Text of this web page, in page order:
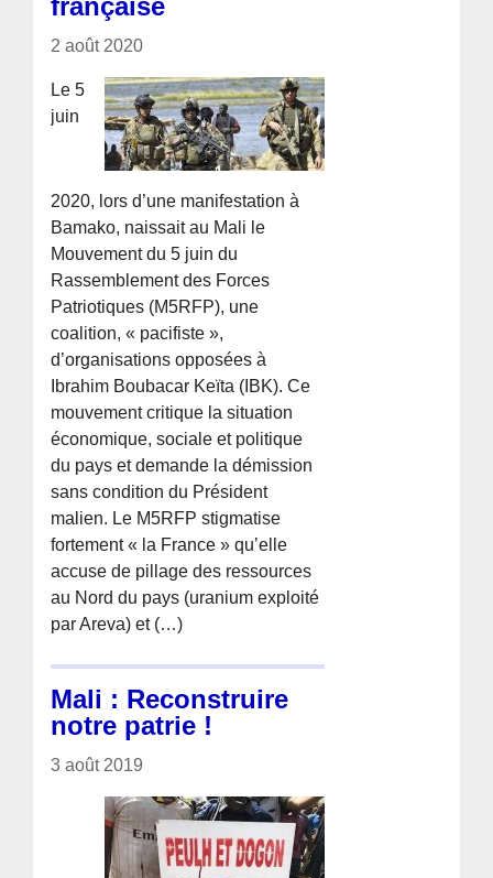
2 août 2020
Le 5
juin
2020, lors d’une manifestation à
Bamako, naissait au Mali le
Mouvement du 5 juin du
Rassemblement des Forces
Patriotiques (M5RFP), une
coalition, « pacifiste »,
d’organisations opposées à
Ibrahim Boubacar Keïta (IBK). Ce
mouvement critique la situation
économique, sociale et politique
du pays et demande la démission
sans condition du Président
malien. Le M5RFP stigmatise
fortement « la France » qu’elle
accuse de pillage des ressources
au Nord du pays (uranium exploité
par Areva) et (…)
Mali : Reconstruire
notre patrie !
3 août 2019